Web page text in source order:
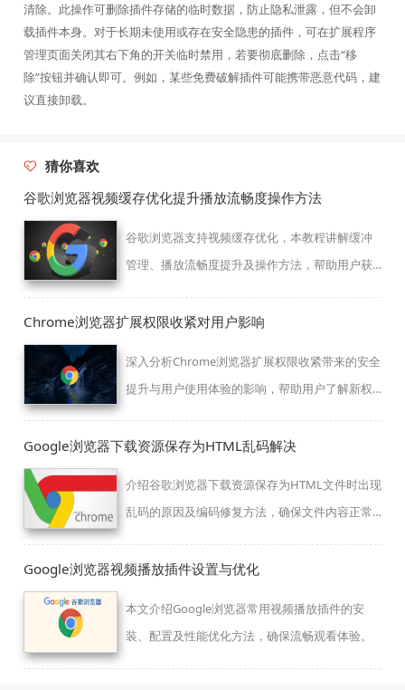
清除。此操作可删除插件存储的临时数据，防止隐私泄露，但不会卸
载插件本身。对于长期未使用或存在安全隐患的插件，可在扩展程序
管理页面关闭其右下角的开关临时禁用，若要彻底删除，点击“移
除”按钮并确认即可。例如，某些免费破解插件可能携带恶意代码，建
议直接卸载。
猜你喜欢
谷歌浏览器视频缓存优化提升播放流畅度操作方法
谷歌浏览器支持视频缓存优化，本教程讲解缓冲
管理、播放流畅度提升及操作方法，帮助用户获
Chrome浏览器扩展权限收紧对用户影响
深入分析Chrome浏览器扩展权限收紧带来的安全
提升与用户使用体验的影响，帮助用户了解新权
Google浏览器下载资源保存为HTML乱码解决
介绍谷歌浏览器下载资源保存为HTML文件时出现
乱码的原因及编码修复方法，确保文件内容正常
Google浏览器视频播放插件设置与优化
本文介绍Google浏览器常用视频播放插件的安
装、配置及性能优化方法，确保流畅观看体验。